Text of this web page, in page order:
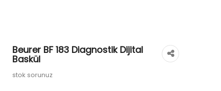
Beurer BF 183 Diagnostik Dijital
Baskül
stok sorunuz